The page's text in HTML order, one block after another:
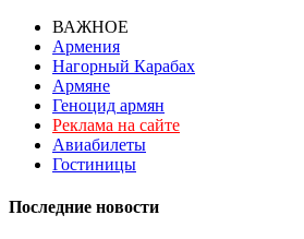
ВАЖНОЕ
Армения
Нагорный Карабах
Армяне
Геноцид армян
Реклама на сайте
Авиабилеты
Гостиницы
Последние новости